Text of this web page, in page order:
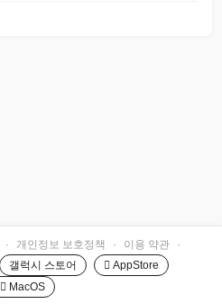
· 개인정보 보호정책 · 이용 약관
·
갤럭시 스토어
 AppStore
 MacOS